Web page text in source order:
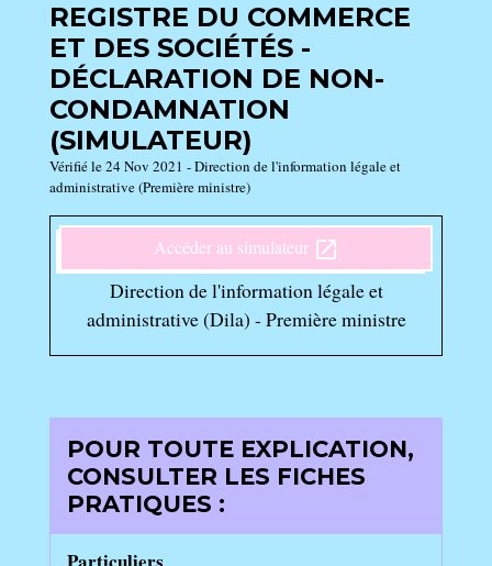
REGISTRE DU COMMERCE
ET DES SOCIÉTÉS -
DÉCLARATION DE NON-
CONDAMNATION
(SIMULATEUR)
Vérifié le 24 Nov 2021 - Direction de l'information légale et
administrative (Première ministre)
Accéder au simulateur open_in_new
Direction de l'information légale et
administrative (Dila) - Première ministre
POUR TOUTE EXPLICATION,
CONSULTER LES FICHES
PRATIQUES :